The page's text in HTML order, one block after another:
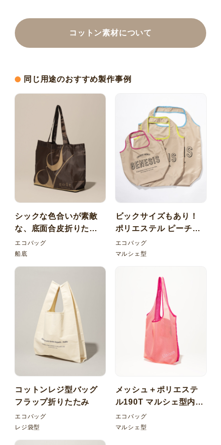
コットン素材について
同じ用途のおすすめ製作事例
シックな色合いが素敵
な、底面合皮折りたた
みエコバッグ
エコバッグ
船底
ビックサイズもあり！
ポリエステル ピーチス
キン エコバッグ ゴムバ
ンド
エコバッグ
マルシェ型
コットンレジ型バッグ
フラップ折りたたみ
エコバッグ
レジ袋型
メッシュ＋ポリエステ
ル190T マルシェ型内ポ
ケット折りたたみエコ
バッグ
エコバッグ
マルシェ型